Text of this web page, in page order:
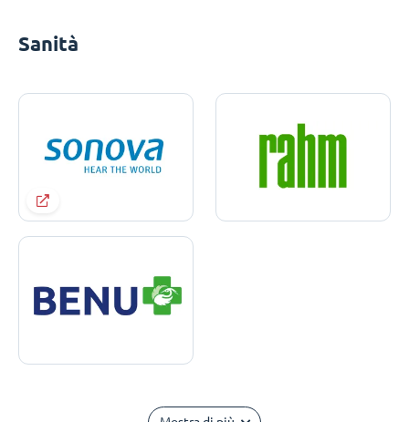
Sanità